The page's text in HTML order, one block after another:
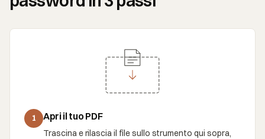
1 Apri il tuo PDF
Trascina e rilascia il file sullo strumento qui sopra,